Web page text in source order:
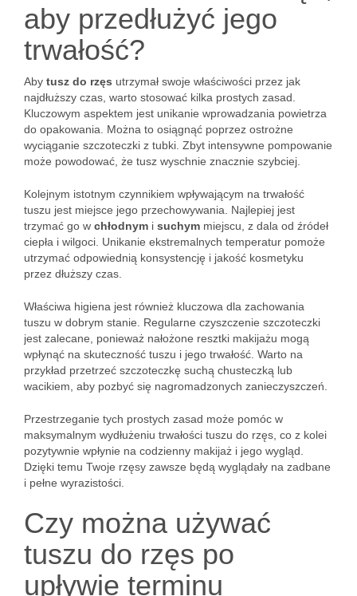
aby przedłużyć jego
trwałość?
Aby tusz do rzęs utrzymał swoje właściwości przez jak
najdłuższy czas, warto stosować kilka prostych zasad.
Kluczowym aspektem jest unikanie wprowadzania powietrza
do opakowania. Można to osiągnąć poprzez ostrożne
wyciąganie szczoteczki z tubki. Zbyt intensywne pompowanie
może powodować, że tusz wyschnie znacznie szybciej.
Kolejnym istotnym czynnikiem wpływającym na trwałość
tuszu jest miejsce jego przechowywania. Najlepiej jest
trzymać go w chłodnym i suchym miejscu, z dala od źródeł
ciepła i wilgoci. Unikanie ekstremalnych temperatur pomoże
utrzymać odpowiednią konsystencję i jakość kosmetyku
przez dłuższy czas.
Właściwa higiena jest również kluczowa dla zachowania
tuszu w dobrym stanie. Regularne czyszczenie szczoteczki
jest zalecane, ponieważ nałożone resztki makijażu mogą
wpłynąć na skuteczność tuszu i jego trwałość. Warto na
przykład przetrzeć szczoteczkę suchą chusteczką lub
wacikiem, aby pozbyć się nagromadzonych zanieczyszczeń.
Przestrzeganie tych prostych zasad może pomóc w
maksymalnym wydłużeniu trwałości tuszu do rzęs, co z kolei
pozytywnie wpłynie na codzienny makijaż i jego wygląd.
Dzięki temu Twoje rzęsy zawsze będą wyglądały na zadbane
i pełne wyrazistości.
Czy można używać
tuszu do rzęs po
upływie terminu